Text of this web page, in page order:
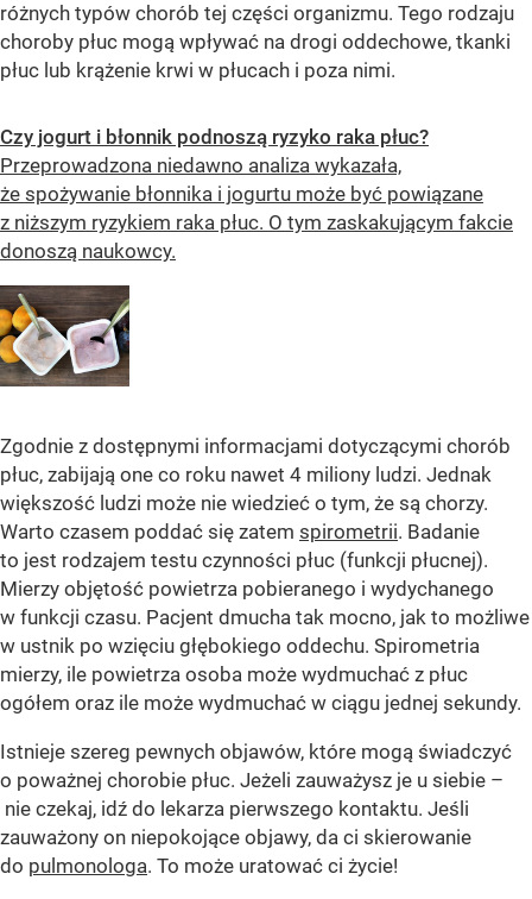
różnych typów chorób tej części organizmu. Tego rodzaju
choroby płuc mogą wpływać na drogi oddechowe, tkanki
płuc lub krążenie krwi w płucach i poza nimi.
Czy jogurt i błonnik podnoszą ryzyko raka płuc?
Przeprowadzona niedawno analiza wykazała,
że spożywanie błonnika i jogurtu może być powiązane
z niższym ryzykiem raka płuc. O tym zaskakującym fakcie
donoszą naukowcy.
Zgodnie z dostępnymi informacjami dotyczącymi chorób
płuc, zabijają one co roku nawet 4 miliony ludzi. Jednak
większość ludzi może nie wiedzieć o tym, że są chorzy.
Warto czasem poddać się zatem spirometrii. Badanie
to jest rodzajem testu czynności płuc (funkcji płucnej).
Mierzy objętość powietrza pobieranego i wydychanego
w funkcji czasu. Pacjent dmucha tak mocno, jak to możliwe
w ustnik po wzięciu głębokiego oddechu. Spirometria
mierzy, ile powietrza osoba może wydmuchać z płuc
ogółem oraz ile może wydmuchać w ciągu jednej sekundy.
Istnieje szereg pewnych objawów, które mogą świadczyć
o poważnej chorobie płuc. Jeżeli zauważysz je u siebie –
nie czekaj, idź do lekarza pierwszego kontaktu. Jeśli
zauważony on niepokojące objawy, da ci skierowanie
do pulmonologa. To może uratować ci życie!